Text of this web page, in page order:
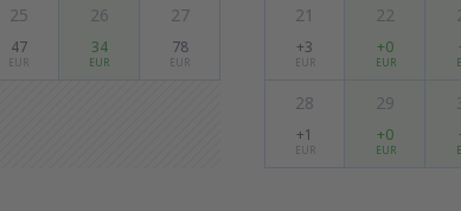
25
47
EUR
26
34
EUR
27
78
EUR
21
+3
EUR
22
+0
EUR
28
+1
EUR
29
+0
EUR